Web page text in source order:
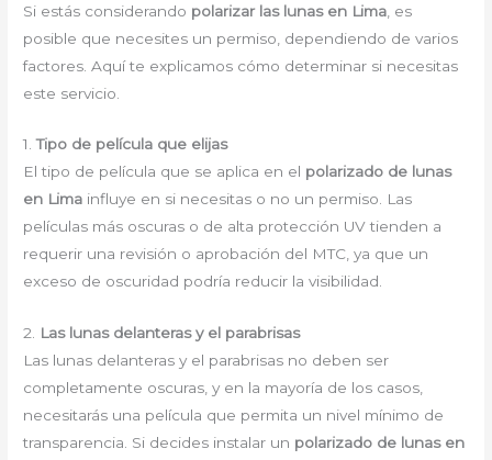
Si estás considerando polarizar las lunas en Lima , es
posible que necesites un permiso, dependiendo de varios
factores. Aquí te explicamos cómo determinar si necesitas
este servicio.
1.Tipo de película que elijas
El tipo de película que se aplica en el polarizado de lunas
en Lima influye en si necesitas o no un permiso. Las
películas más oscuras o de alta protección UV tienden a
requerir una revisión o aprobación del MTC, ya que un
exceso de oscuridad podría reducir la visibilidad.
2. Las lunas delanteras y el parabrisas
Las lunas delanteras y el parabrisas no deben ser
completamente oscuras, y en la mayoría de los casos,
necesitarás una película que permita un nivel mínimo de
transparencia. Si decides instalar un polarizado de lunas en